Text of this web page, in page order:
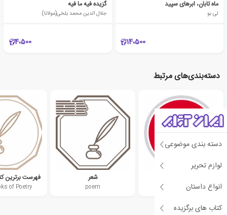
دسته بندی موضوعی
لوازم تحریر
انواع داستان
کتاب های برگزیده
ماه تابان، ابرهای سپید
لی بو
14،500
گزیده فیه‌ ما فیه
جلال الدین محمد بلخی(مولانا)
4،500
دسته‌بندی‌های مرتبط
Chinese literature
شعر
poem
فهرست برترین
of Poetry